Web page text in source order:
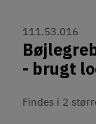
111.53.016
- brugt
Findes i 2